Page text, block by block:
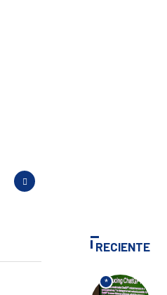
RECIENTE
*